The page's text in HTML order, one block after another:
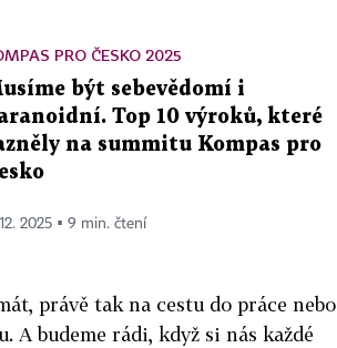
PRO ČESKO 2025
být sebevědomí i
Top 10 výroků, které
na summitu Kompas pro
2025 ▪ 9 min. čtení
právě tak na cestu do práce nebo
A budeme rádi, když si nás každé